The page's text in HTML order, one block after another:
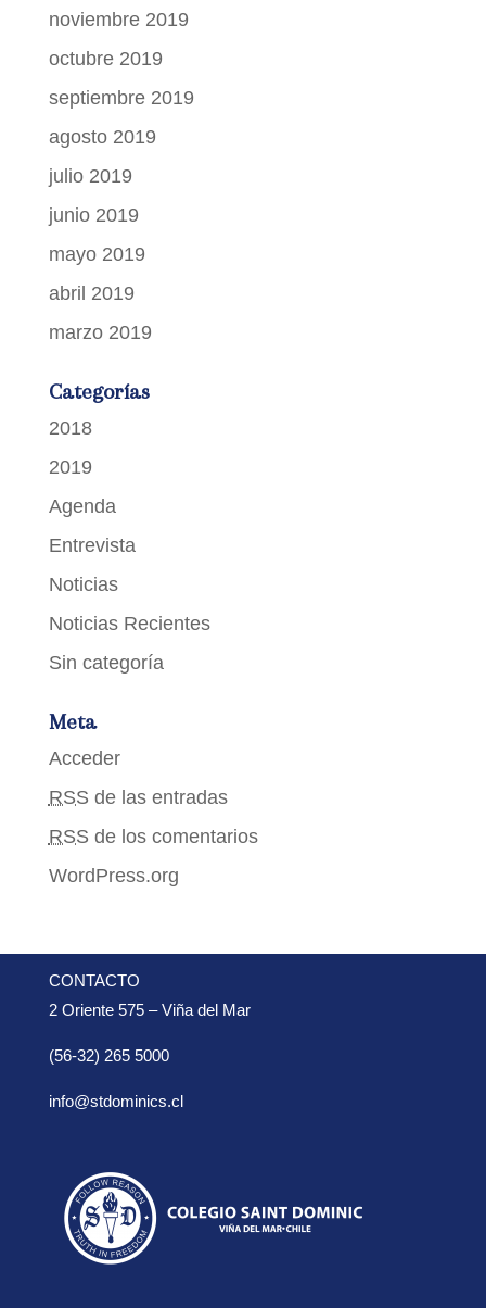
noviembre 2019
octubre 2019
septiembre 2019
agosto 2019
julio 2019
junio 2019
mayo 2019
abril 2019
marzo 2019
Categorías
2018
2019
Agenda
Entrevista
Noticias
Noticias Recientes
Sin categoría
Meta
Acceder
RSS de las entradas
RSS de los comentarios
WordPress.org
CONTACTO
2 Oriente 575 – Viña del Mar
(56-32) 265 5000
info@stdominics.cl